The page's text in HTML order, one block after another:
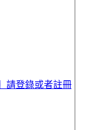
請登錄或者註冊